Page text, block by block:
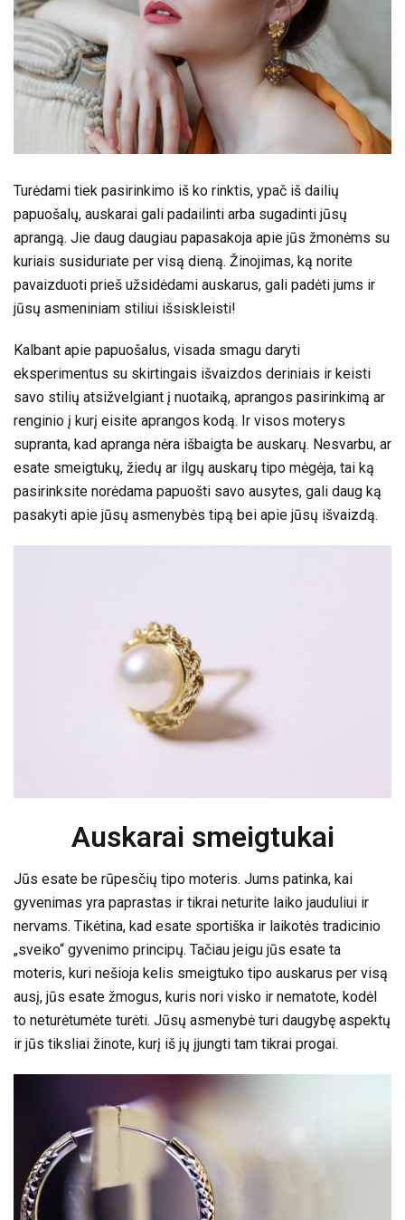
Turėdami tiek pasirinkimo iš ko rinktis, ypač iš dailių
papuošalų, auskarai gali padailinti arba sugadinti jūsų
aprangą. Jie daug daugiau papasakoja apie jūs žmonėms su
kuriais susiduriate per visą dieną. Žinojimas, ką norite
pavaizduoti prieš užsidėdami auskarus, gali padėti jums ir
jūsų asmeniniam stiliui išsiskleisti!
Kalbant apie papuošalus, visada smagu daryti
eksperimentus su skirtingais išvaizdos deriniais ir keisti
savo stilių atsižvelgiant į nuotaiką, aprangos pasirinkimą ar
renginio į kurį eisite aprangos kodą. Ir visos moterys
supranta, kad apranga nėra išbaigta be auskarų. Nesvarbu, ar
esate smeigtukų, žiedų ar ilgų auskarų tipo mėgėja, tai ką
pasirinksite norėdama papuošti savo ausytes, gali daug ką
pasakyti apie jūsų asmenybės tipą bei apie jūsų išvaizdą.
Auskarai smeigtukai
Jūs esate be rūpesčių tipo moteris. Jums patinka, kai
gyvenimas yra paprastas ir tikrai neturite laiko jauduliui ir
nervams. Tikėtina, kad esate sportiška ir laikotės tradicinio
„sveiko“ gyvenimo principų. Tačiau jeigu jūs esate ta
moteris, kuri nešioja kelis smeigtuko tipo auskarus per visą
ausį, jūs esate žmogus, kuris nori visko ir nematote, kodėl
to neturėtumėte turėti. Jūsų asmenybė turi daugybę aspektų
ir jūs tiksliai žinote, kurį iš jų įjungti tam tikrai progai.